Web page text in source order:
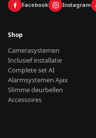
Facebook Instagram
Shop
Camerasystemen
Inclusief installatie
Complete set AI
Alarmsystemen Ajax
Slimme deurbellen
Accessoires